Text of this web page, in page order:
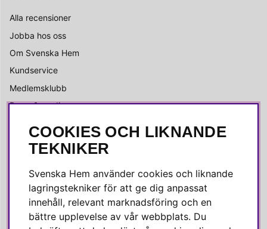
Alla recensioner
Jobba hos oss
Om Svenska Hem
Kundservice
Medlemsklubb
Press & media
SOCIALA MEDIER
Instagram
Linkedin
Pinterest
COOKIES OCH LIKNANDE
TEKNIKER
Svenska Hem använder cookies och liknande
lagringstekniker för att ge dig anpassat
innehåll, relevant marknadsföring och en
bättre upplevelse av vår webbplats. Du